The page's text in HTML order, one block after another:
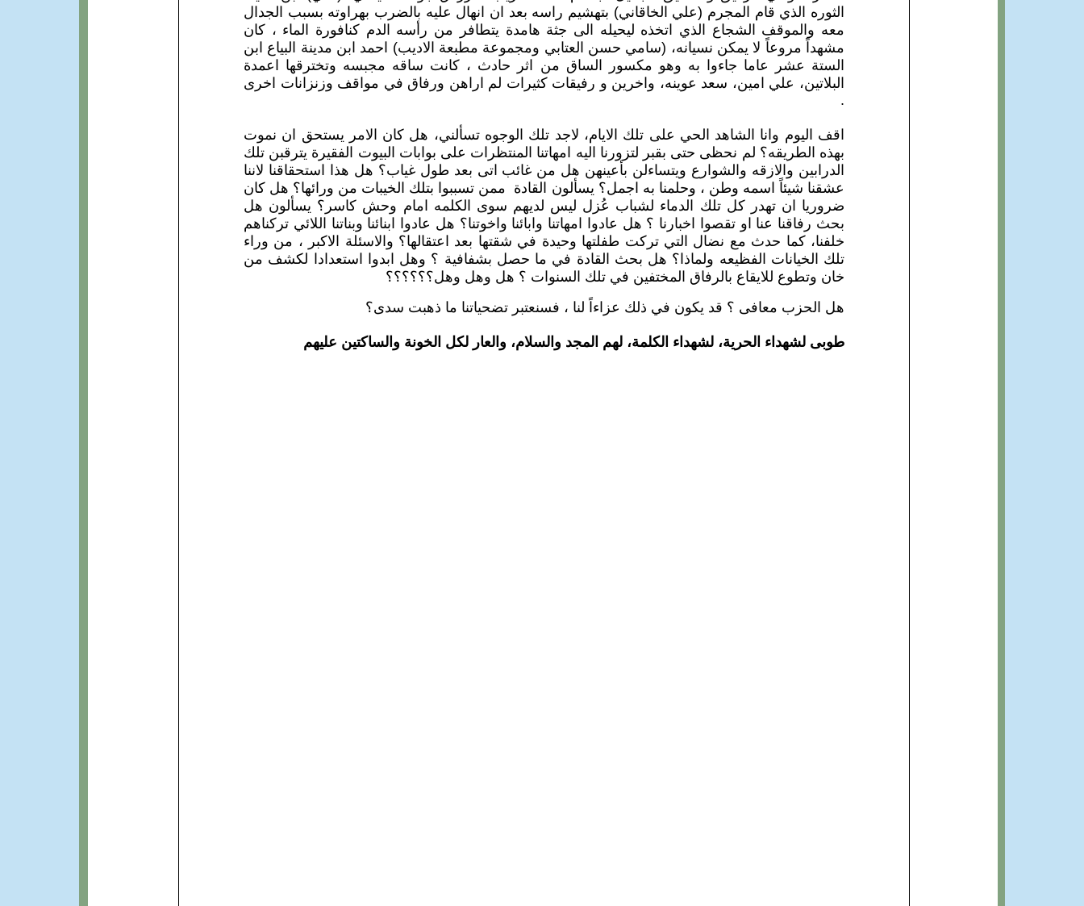
الثوره الذي قام المجرم (علي الخاقاني) بتهشيم راسه بعد ان انهال عليه بالضرب بهراوته بسبب الجدال
معه والموقف الشجاع الذي اتخذه ليحيله الى جثة هامدة يتطافر من رأسه الدم كنافورة الماء ، كان
مشهداً مروعاً لا يمكن نسيانه، (سامي حسن العتابي ومجموعة مطبعة الاديب) احمد ابن مدينة البياع ابن
الستة عشر عاما جاءوا به وهو مكسور الساق من اثر حادث ، كانت ساقه مجبسه وتخترقها اعمدة
البلاتين، علي امين، سعد عوينه، واخرين و رفيقات كثيرات لم اراهن ورفاق في مواقف وزنزانات اخرى
.
اقف اليوم وانا الشاهد الحي على تلك الايام، لاجد تلك الوجوه تسألني، هل كان الامر يستحق ان نموت
بهذه الطريقه؟ لم نحظى حتى بقبر لتزورنا اليه امهاتنا المنتظرات على بوابات البيوت الفقيرة يترقبن تلك
الدرابين والازقه والشوارع ويتساءلن بأعينهن هل من غائب اتى بعد طول غياب؟ هل هذا استحقاقنا لاننا
عشقنا شيئاً اسمه وطن ، وحلمنا به اجمل؟ يسألون القادة ممن تسببوا بتلك الخيبات من ورائها؟ هل كان
ضروريا ان تهدر كل تلك الدماء لشباب عُزل ليس لديهم سوى الكلمه امام وحش كاسر؟ يسألون هل
بحث رفاقنا عنا او تقصوا اخبارنا ؟ هل عادوا امهاتنا وابائنا واخوتنا؟ هل عادوا ابنائنا وبناتنا اللائي تركناهم
خلفنا، كما حدث مع نضال التي تركت طفلتها وحيدة في شقتها بعد اعتقالها؟ والاسئلة الاكبر ، من وراء
تلك الخيانات الفظيعه ولماذا؟ هل بحث القادة في ما حصل بشفافية ؟ وهل ابدوا استعدادا لكشف من
خان وتطوع للايقاع بالرفاق المختفين في تلك السنوات ؟ هل وهل وهل؟؟؟؟؟؟
هل الحزب معافى ؟ قد يكون في ذلك عزاءاً لنا ، فسنعتبر تضحياتنا ما ذهبت سدى؟
طوبى لشهداء الحرية، لشهداء الكلمة، لهم المجد والسلام، والعار لكل الخونة والساكتين عليهم